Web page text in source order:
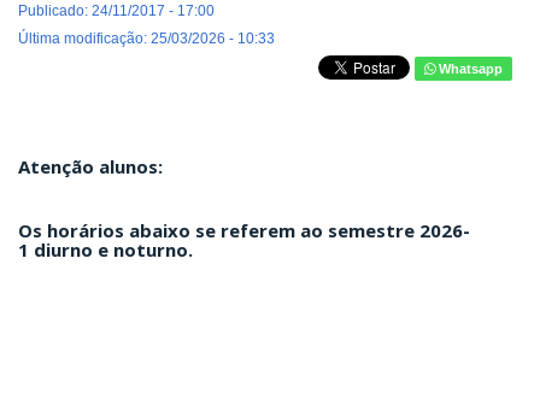
Publicado: 24/11/2017 - 17:00
Última modificação: 25/03/2026 - 10:33
Whatsapp
Atenção alunos:
Os horários abaixo se referem ao semestre 2026-
1 diurno e noturno.